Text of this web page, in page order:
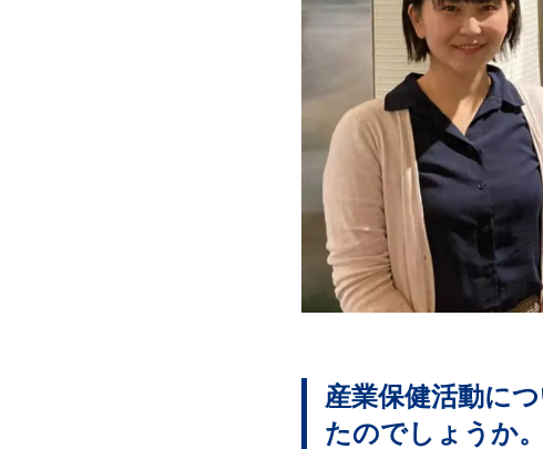
産業保健活動に
たのでしょうか。